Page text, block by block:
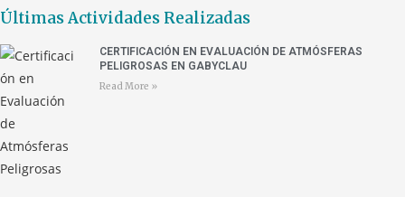
Últimas Actividades Realizadas
CERTIFICACIÓN EN EVALUACIÓN DE ATMÓSFERAS
PELIGROSAS EN GABYCLAU
Read More »